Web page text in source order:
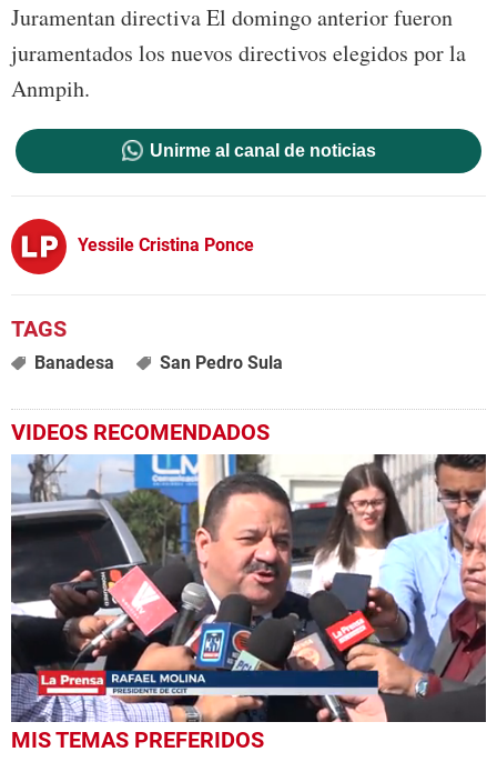
Juramentan directiva El domingo anterior fueron
juramentados los nuevos directivos elegidos por la
Anmpih.
Unirme al canal de noticias
Yessile Cristina Ponce
Banadesa San Pedro Sula
VIDEOS RECOMENDADOS
0
seconds
MIS TEMAS PREFERIDOS